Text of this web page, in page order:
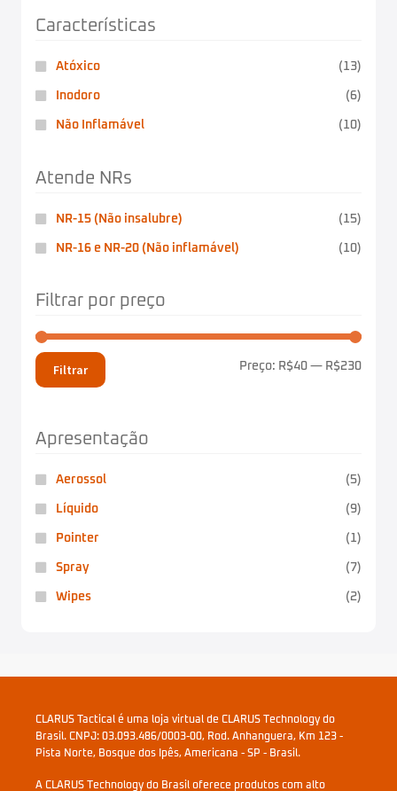
Características
Atóxico (13)
Inodoro (6)
Não Inflamável (10)
Atende NRs
NR-15 (Não insalubre) (15)
NR-16 e NR-20 (Não inflamável) (10)
Filtrar por preço
Filtrar Preço: R$40— R$230
Apresentação
Aerossol (5)
Líquido (9)
Pointer (1)
Spray (7)
Wipes (2)
CLARUS Tactical é uma loja virtual de CLARUS Technology do
Brasil. CNPJ: 03.093.486/0003-00, Rod. Anhanguera, Km 123 -
Pista Norte, Bosque dos Ipês, Americana - SP - Brasil.
A CLARUS Technology do Brasil oferece produtos com alto